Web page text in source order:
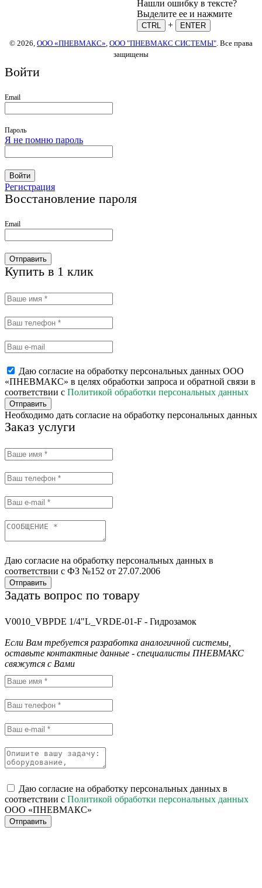
Нашли ошибку в тексте?
Выделите ее и нажмите
CTRL +
ENTER
© 2026, ООО «ПНЕВМАКС», ООО "ПНЕВМАКС СИСТЕМЫ". Все права
защищены
Войти
Email
Пароль
Я не помню пароль
Войти
Регистрация
Восстановление пароля
Email
Отправить
Купить в 1 клик
Даю согласие на обработку персональных данных ООО
«ПНЕВМАКС» в целях обработки запроса и обратной связи в
соответствии с Политикой обработки персональных данных
Отправить
Необходимо дать согласие на обработку персональных данных
Заказ услуги
Даю согласие на обработку персональных данных в
соответствии с ФЗ №152 от 27.07.2006
Отправить
Задать вопрос по товару
V0010_VBPDE 1/4"L_VRDE-01-F - Гидрозамок
Если Вам требуется разработка аналогичной системы,
оставьте контактные данные - специалисты ПНЕВМАКС
свяжутся с Вами
Даю согласие на обработку персональных данных в
соответствии с Политикой обработки персональных данных
ООО «ПНЕВМАКС»
Отправить